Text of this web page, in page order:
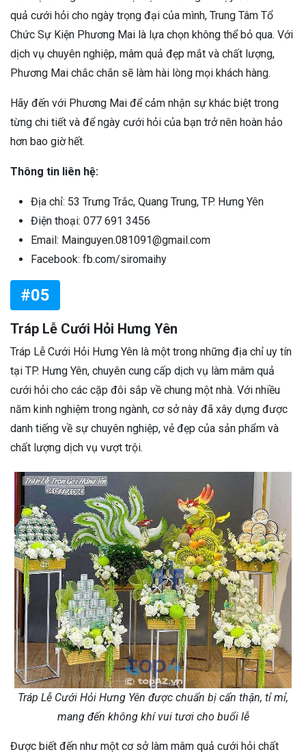
quả cưới hỏi cho ngày trọng đại của mình, Trung Tâm Tổ
Chức Sự Kiện Phương Mai là lựa chọn không thể bỏ qua. Với
dịch vụ chuyên nghiệp, mâm quả đẹp mắt và chất lượng,
Phương Mai chắc chắn sẽ làm hài lòng mọi khách hàng.
Hãy đến với Phương Mai để cảm nhận sự khác biệt trong
từng chi tiết và để ngày cưới hỏi của bạn trở nên hoàn hảo
hơn bao giờ hết.
Thông tin liên hệ:
Địa chỉ: 53 Trưng Trắc, Quang Trung, TP. Hưng Yên
Điện thoại: 077 691 3456
Email: Mainguyen.081091@gmail.com
Facebook: fb.com/siromaihy
#05
Tráp Lễ Cưới Hỏi Hưng Yên
Tráp Lễ Cưới Hỏi Hưng Yên là một trong những địa chỉ uy tín
tại TP. Hưng Yên, chuyên cung cấp dịch vụ làm mâm quả
cưới hỏi cho các cặp đôi sắp về chung một nhà. Với nhiều
năm kinh nghiệm trong ngành, cơ sở này đã xây dựng được
danh tiếng về sự chuyên nghiệp, vẻ đẹp của sản phẩm và
chất lượng dịch vụ vượt trội.
Tráp Lễ Cưới Hỏi Hưng Yên được chuẩn bị cẩn thận, tỉ mỉ,
mang đến không khí vui tươi cho buổi lễ
Được biết đến như một cơ sở làm mâm quả cưới hỏi chất